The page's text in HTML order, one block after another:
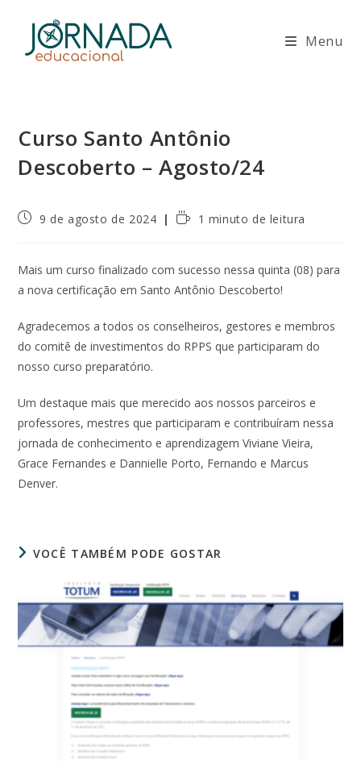
Menu
Curso Santo Antônio
Descoberto – Agosto/24
Post9 de agosto de 2024
Tempo1 minuto de leitura
Mais um curso finalizado com sucesso nessa quinta (08) para
a nova certificação em Santo Antônio Descoberto!
Agradecemos a todos os conselheiros, gestores e membros
do comitê de investimentos do RPPS que participaram do
nosso curso preparatório.
Um destaque mais que merecido aos nossos parceiros e
professores, mestres que participaram e contribuíram nessa
jornada de conhecimento e aprendizagem Viviane Vieira,
Grace Fernandes e Dannielle Porto, Fernando e Marcus
Denver.
VOCÊ TAMBÉM PODE GOSTAR